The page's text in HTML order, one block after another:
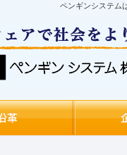
ペンギンシステム